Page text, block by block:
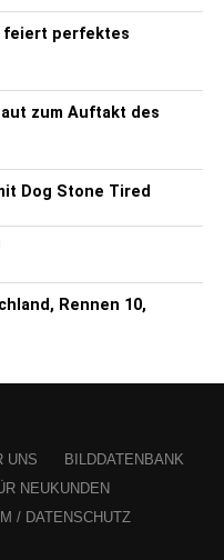
feiert perfektes
zum Auftakt des
Dog Stone Tired
Rennen 10,
UNS
BILDDATENBANK
NEUKUNDEN
/ DATENSCHUTZ